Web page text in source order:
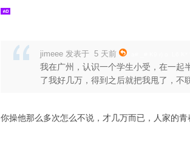
jimeee 发表于 5 天前
我在广州，认识一个学生小受，在一起
了我好几万，得到之后就把我甩了，不
你操他那么多次怎么不说，才几万而已，人家的